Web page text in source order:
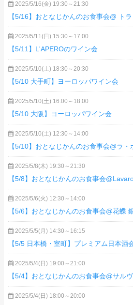
2025/5/16(金) 19:30～21:30
【5/16】おとなじかんのお食事会@ ト
2025/5/11(日) 15:30～17:00
【5/11】L'APEROのワイン会
2025/5/10(土) 18:30～20:30
【5/10 大手町】ヨーロッパワイン会
2025/5/10(土) 16:00～18:00
【5/10 大阪】ヨーロッパワイン会
2025/5/10(土) 12:30～14:00
【5/10】おとなじかんのお食事会@ラ・
2025/5/8(木) 19:30～21:30
【5/8】おとなじかんのお食事会
2025/5/6(火) 12:30～14:00
【5/6】おとなじかんのお食事会@花蝶
2025/5/5(月) 14:30～16:15
【5/5 日本橋・室町】プレミアム日本酒
2025/5/4(日) 19:00～21:00
【5/4】おとなじかんのお食事会@サル
2025/5/4(日) 18:00～20:00